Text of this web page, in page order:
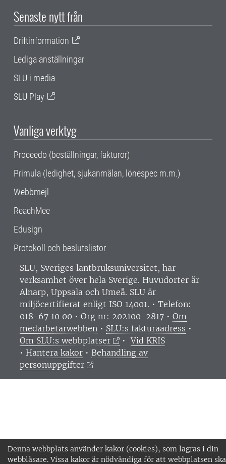
Denna webbplats använder kakor (cookies), som lagras i din
webbläsare. Vissa kakor är nödvändiga för att webbplatsen ska
Senaste nytt från
Driftinformation
Lediga anställningar
SLU i media
SLU Play
Vanliga verktyg
Proceedo (beställningar, fakturor)
Primula (ledighet, sjukanmälan, lönespec m.m.)
Webbmejl
ReachMee
Edusign
Protokoll och beslutslistor
SLU, Sveriges lantbruksuniversitet, har
verksamhet över hela Sverige. Huvudorter är
Alnarp, Uppsala och Umeå. SLU är
miljöcertifierat enligt ISO 14001. • Telefon:
018-67 10 00 • Org nr: 202100-2817 • Om
medarbetarwebben • SLU:s fakturaadress •
Om SLU:s webbplatser
•Vid KRIS
• Hantera kakor • Behandling av
personuppgifter